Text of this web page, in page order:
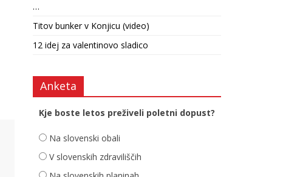
…
Titov bunker v Konjicu (video)
12 idej za valentinovo sladico
Anketa
Kje boste letos preživeli poletni dopust?
Na slovenski obali
V slovenskih zdraviliščih